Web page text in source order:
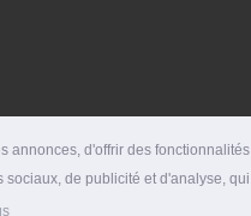
annonces, d'offrir des fonctionnalités
de publicité et d'analyse, qui